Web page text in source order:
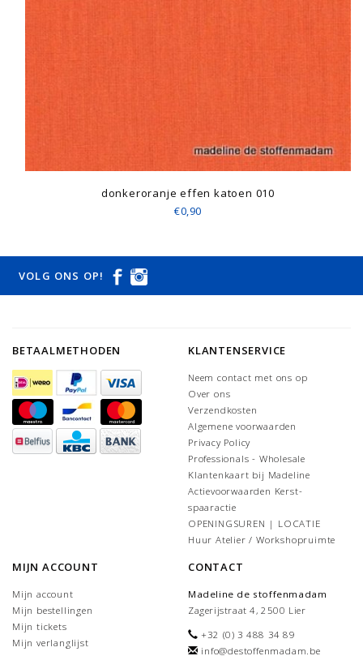
donkeroranje effen katoen 010
€0,90
VOLG ONS OP!
BETAALMETHODEN KLANTENSERVICE
Neem contact met ons op
Over ons
Verzendkosten
Algemene voorwaarden
Privacy Policy
Professionals - Wholesale
Klantenkaart bij Madeline
Actievoorwaarden Kerst-
spaaractie
OPENINGSUREN | LOCATIE
Huur Atelier / Workshopruimte
MIJN ACCOUNT
Mijn account
Mijn bestellingen
Mijn tickets
Mijn verlanglijst
CONTACT
Madeline de stoffenmadam
Zagerijstraat 4, 2500 Lier
+32 (0) 3 488 34 89
info@destoffenmadam.be